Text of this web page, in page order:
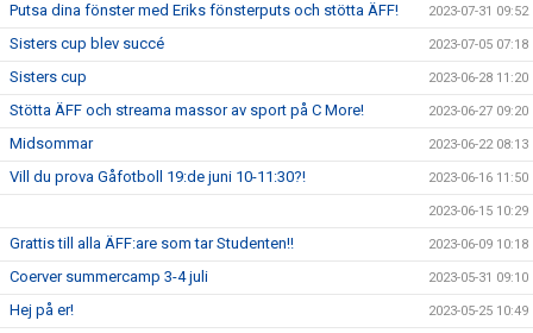
Putsa dina fönster med Eriks fönsterputs och stötta ÄFF! 2023-07-31 09:52
Sisters cup blev succé 2023-07-05 07:18
Sisters cup 2023-06-28 11:20
Stötta ÄFF och streama massor av sport på C More! 2023-06-27 09:20
Midsommar 2023-06-22 08:13
Vill du prova Gåfotboll 19:de juni 10-11:30?! 2023-06-16 11:50
2023-06-15 10:29
Grattis till alla ÄFF:are som tar Studenten!! 2023-06-09 10:18
Coerver summercamp 3-4 juli 2023-05-31 09:10
Hej på er! 2023-05-25 10:49